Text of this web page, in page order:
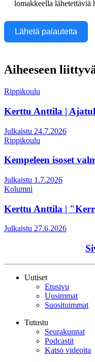
lomakkeella lähetettäviä
Lähetä palautetta
Aiheeseen
Rippikoulu
Kerttu Anttila |
Julkaistu 24.7.2026
Rippikoulu
Kempeleen isoset
Julkaistu 1.7.2026
Kolumni
Kerttu Anttila |
Julkaistu 27.6.2026
Uutiset
Etusivu
Uusimmat
Suosituimmat
Tutustu
Seurakunnat
Podcastit
Katso videoita